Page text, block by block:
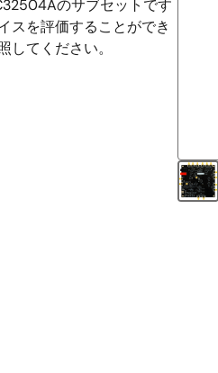
のサブセットです
スを評価することができ
てください。